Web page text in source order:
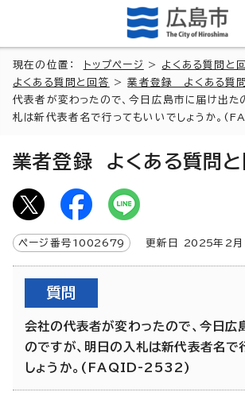
現在の位置： トップページ > よくある質問と
よくある質問と回答
>業者登録 よくある質
代表者が変わったので、今日広島市に届け出た
札は新代表者名で行ってもいいでしょうか。
業者登録 よくある質問
ページ番号 1002679 更新日 2025年2月
質問
会社の代表者が変わったので、今日広
のですが、明日の入札は新代表者名で
しょうか。(FAQID-2532)